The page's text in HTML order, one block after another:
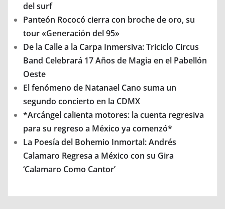
del surf
Panteón Rococó cierra con broche de oro, su
tour «Generación del 95»
De la Calle a la Carpa Inmersiva: Triciclo Circus
Band Celebrará 17 Años de Magia en el Pabellón
Oeste
El fenómeno de Natanael Cano suma un
segundo concierto en la CDMX
*Arcángel calienta motores: la cuenta regresiva
para su regreso a México ya comenzó*
La Poesía del Bohemio Inmortal: Andrés
Calamaro Regresa a México con su Gira
‘Calamaro Como Cantor’